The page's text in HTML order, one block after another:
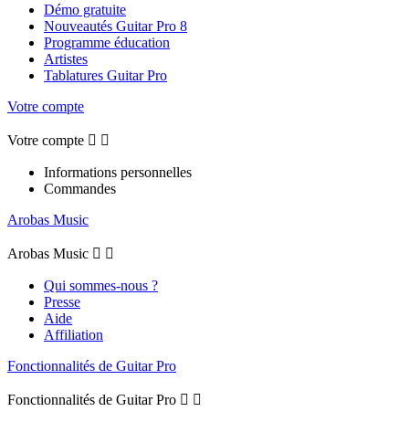
Démo gratuite
Nouveautés Guitar Pro 8
Programme éducation
Artistes
Tablatures Guitar Pro
Votre compte
Votre compte  
Informations personnelles
Commandes
Arobas Music
Arobas Music  
Qui sommes-nous ?
Presse
Aide
Affiliation
Fonctionnalités de Guitar Pro
Fonctionnalités de Guitar Pro  